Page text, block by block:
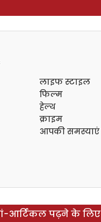
लाइफ स्टाइल
फिल्म
हेल्थ
क्राइम
आपकी समस्याएं
आर्टिकल पढ़ने के लिए